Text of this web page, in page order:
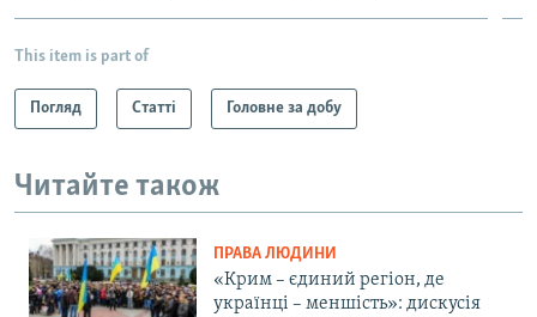
This item is part of
Погляд Статті Головне за добу
Читайте також
ПРАВА ЛЮДИНИ
«Крим – єдиний регіон, де
українці – меншість»: дискусія